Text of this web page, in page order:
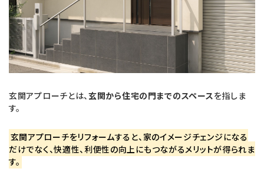
玄関アプローチとは、 玄関から住宅の門までのスペースを指しま
す。
玄関アプローチをリフォームすると、家のイメージチェンジになる
だけでなく、快適性、利便性の向上にもつながるメリットが得られま
す。